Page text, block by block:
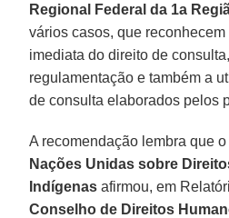
Regional Federal da 1a
vários casos, que
imediata do direito de
regulamentação e também a
de consulta elaborados pelos
A recomendação lembra que o
Nações Unidas sobre
Indígenas afirmou, em
Conselho de Direitos